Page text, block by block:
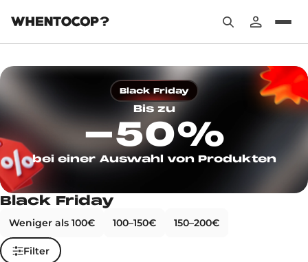
Black Friday
Bis zu
-50%
bei einer Auswahl von Produkten
Black Friday
Weniger als 100€ 100–150€ 150–200€
Filter